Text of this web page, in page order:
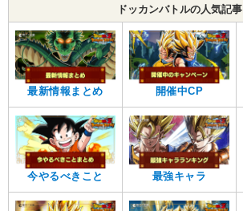
ドッカンバトルの人気記事
最新情報まとめ 開催中CP
今やるべきこと 最強キャラ